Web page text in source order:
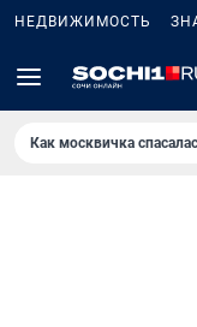
НЕДВИЖИМОСТЬ
Как москвичка